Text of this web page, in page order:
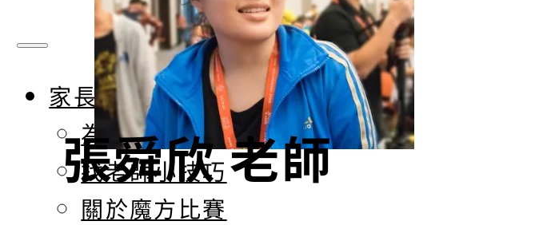
家長專區
為什麼要玩魔方
找老師小技巧
關於魔方比賽
張舜欣 老師